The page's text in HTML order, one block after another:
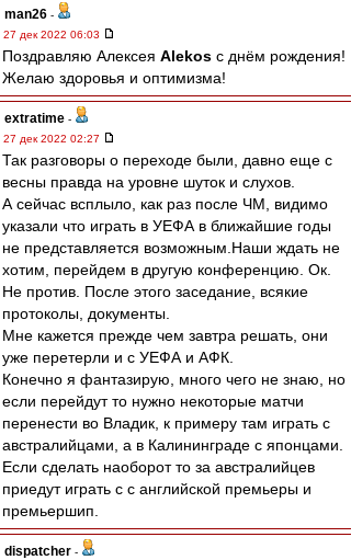
man26 -
27 дек 2022 06:03
Поздравляю Алексея Alekos с днём рождения!
Желаю здоровья и оптимизма!
extratime -
27 дек 2022 02:27
Так разговоры о переходе были, давно еще с
весны правда на уровне шуток и слухов.
А сейчас всплыло, как раз после ЧМ, видимо
указали что играть в УЕФА в ближайшие годы
не представляется возможным.Наши ждать не
хотим, перейдем в другую конференцию. Ок.
Не против. После этого заседание, всякие
протоколы, документы.
Мне кажется прежде чем завтра решать, они
уже перетерли и с УЕФА и АФК.
Конечно я фантазирую, много чего не знаю, но
если перейдут то нужно некоторые матчи
перенести во Владик, к примеру там играть с
австралийцами, а в Калининграде с японцами.
Если сделать наоборот то за австралийцев
приедут играть с с английской премьеры и
премьершип.
dispatcher -